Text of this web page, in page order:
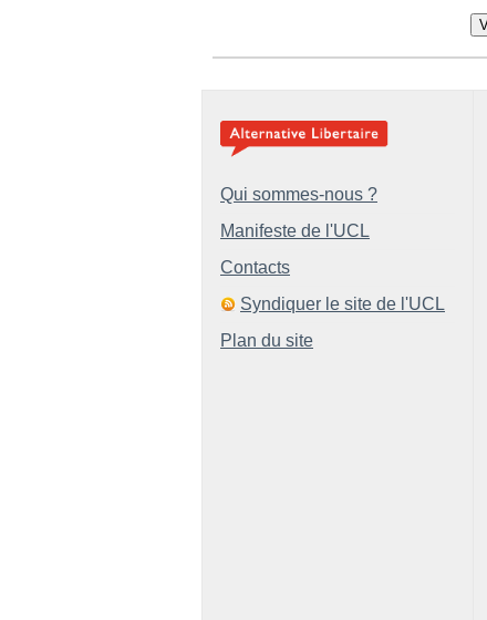
Qui sommes-nous ?
Manifeste de l'UCL
Contacts
Syndiquer le site de l'UCL
Plan du site